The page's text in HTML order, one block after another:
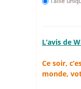
L’avis de
Ce soir,
monde,